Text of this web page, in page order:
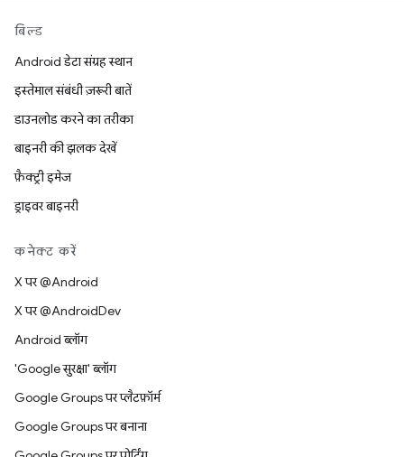
बिल्ड
Android डेटा संग्रह स्थान
इस्तेमाल संबंधी ज़रूरी बातें
डाउनलोड करने का तरीका
बाइनरी की झलक देखें
फ़ैक्ट्री इमेज
ड्राइवर बाइनरी
कनेक्ट करें
X पर @Android
X पर @AndroidDev
Android ब्लॉग
'Google सुरक्षा' ब्लॉग
Google Groups पर प्लैटफ़ॉर्म
Google Groups पर बनाना